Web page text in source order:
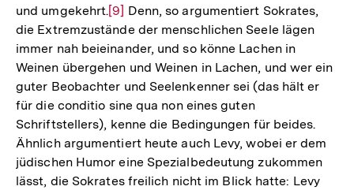
und umgekehrt.Zur
Auflösung
der
Fußnote
[9] Denn, so argumentiert Sokrates,
die Extremzustände der menschlichen Seele lägen
immer nah beieinander, und so könne Lachen in
Weinen übergehen und Weinen in Lachen, und wer ein
guter Beobachter und Seelenkenner sei (das hält er
für die conditio sine qua non eines guten
Schriftstellers), kenne die Bedingungen für beides.
Ähnlich argumentiert heute auch Levy, wobei er dem
jüdischen Humor eine Spezialbedeutung zukommen
lässt, die Sokrates freilich nicht im Blick hatte: Levy